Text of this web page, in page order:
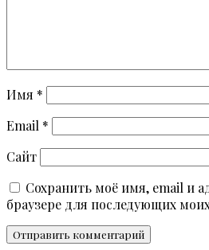
Имя *
Email *
Сайт
Сохранить моё имя, email и
браузере для последующих